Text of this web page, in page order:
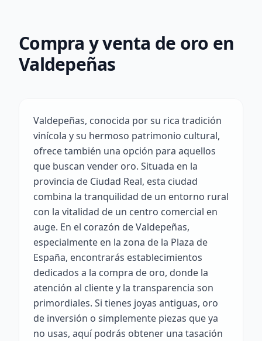
Compra y venta de oro en
Valdepeñas
Valdepeñas, conocida por su rica tradición
vinícola y su hermoso patrimonio cultural,
ofrece también una opción para aquellos
que buscan vender oro. Situada en la
provincia de Ciudad Real, esta ciudad
combina la tranquilidad de un entorno rural
con la vitalidad de un centro comercial en
auge. En el corazón de Valdepeñas,
especialmente en la zona de la Plaza de
España, encontrarás establecimientos
dedicados a la compra de oro, donde la
atención al cliente y la transparencia son
primordiales. Si tienes joyas antiguas, oro
de inversión o simplemente piezas que ya
no usas, aquí podrás obtener una tasación